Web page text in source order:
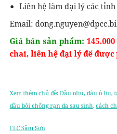
Liên hệ làm đại lý các tỉnh
Email:
Giá bán sản phẩm:
chai, liên hệ đại lý để
Xem thêm chủ đề:Dầu oliu,dâu ô liu,
dầu bôi chống rạn da sau sinh,cách
FLC Sầm Sơn